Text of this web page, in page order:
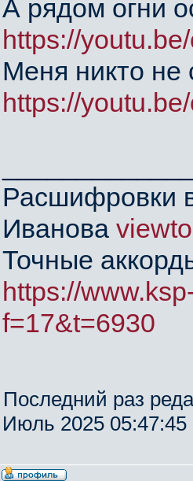
А рядом огни
https://
Меня никто
https://
Расшифровки
Иванова
Точные
https://
f=17&t=6930
Последний раз
Июль 2025 05:47:45